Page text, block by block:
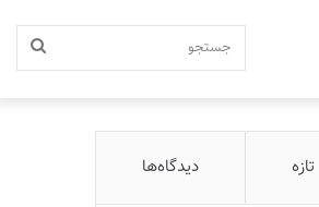
تازه دیدگاه‌ها